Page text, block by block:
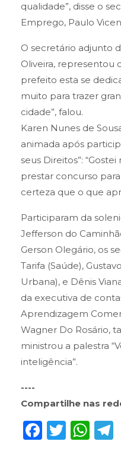
qualidade”, disse o
Emprego, Paulo
O secretário adjunto
Oliveira, representou
prefeito esta se
muito para trazer
cidade”, falou.
Karen Nunes de
animada após
seus Direitos”:
prestar concurso
certeza que o que
Participaram da
Jefferson do
Gerson Olegário, os
Tarifa (Saúde),
Urbana), e Dênis
da executiva de
Aprendizagem
Wagner Do Rosário,
ministrou a palestra
inteligência”.
----
Compartilhe nas